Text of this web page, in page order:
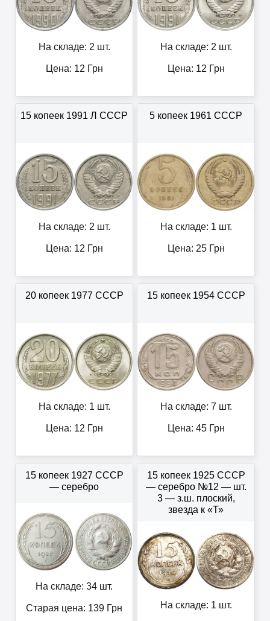
На складе: 2 шт.
Цена: 12 Грн
На складе: 2 шт.
Цена: 12 Грн
15 копеек 1991 Л СССР
На складе: 2 шт.
Цена: 12 Грн
5 копеек 1961 СССР
На складе: 1 шт.
Цена: 25Грн
20 копеек 1977 СССР
На складе: 1 шт.
Цена: 12 Грн
15 копеек 1954 СССР
На складе: 7 шт.
Цена: 45Грн
15 копеек 1927 СССР
— серебро
На складе: 34 шт.
Старая цена: 139 Грн
15 копеек 1925 СССР
— серебро №12 — шт.
3 — з.ш. плоский,
звезда к «Т»
На складе: 1 шт.